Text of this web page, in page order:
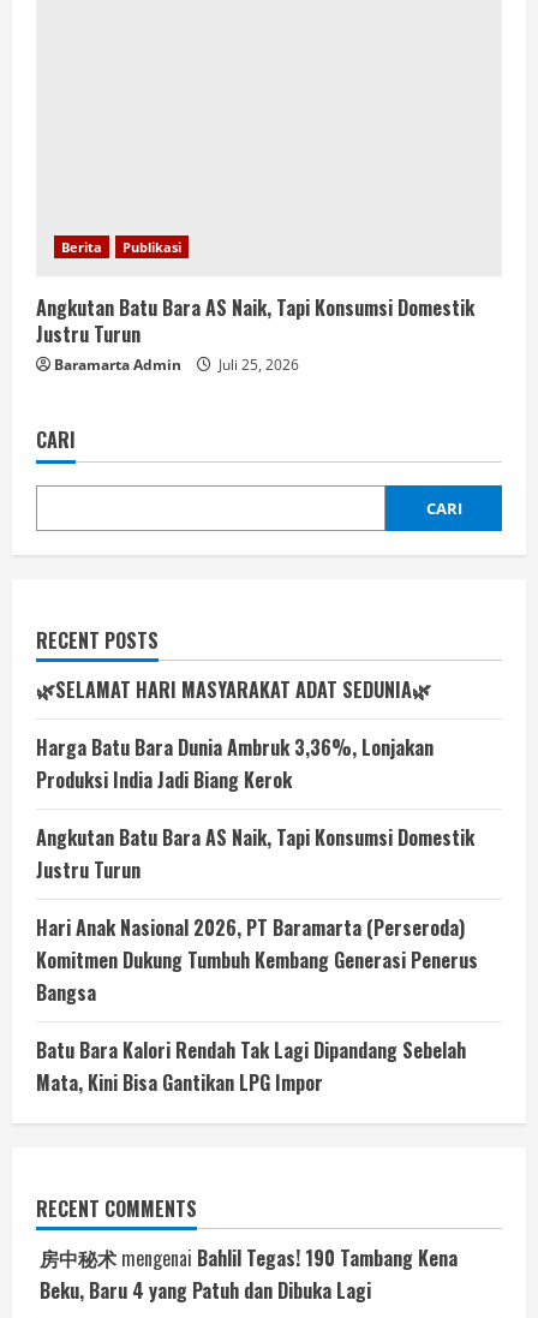
Berita Publikasi
Angkutan Batu Bara AS Naik, Tapi Konsumsi Domestik
Justru Turun
Baramarta Admin Juli 25, 2026
CARI
CARI
RECENT POSTS
🌿SELAMAT HARI MASYARAKAT ADAT SEDUNIA🌿
Harga Batu Bara Dunia Ambruk 3,36%, Lonjakan
Produksi India Jadi Biang Kerok
Angkutan Batu Bara AS Naik, Tapi Konsumsi Domestik
Justru Turun
Hari Anak Nasional 2026, PT Baramarta (Perseroda)
Komitmen Dukung Tumbuh Kembang Generasi Penerus
Bangsa
Batu Bara Kalori Rendah Tak Lagi Dipandang Sebelah
Mata, Kini Bisa Gantikan LPG Impor
RECENT COMMENTS
房中秘术 mengenai Bahlil Tegas! 190 Tambang Kena
Beku, Baru 4 yang Patuh dan Dibuka Lagi